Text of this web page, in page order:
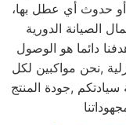
أو حدوث أي عطل بها،
الصيانة الدورية
دائما هو الوصول
,نحن مواكبين لكل
,جودة المنتج